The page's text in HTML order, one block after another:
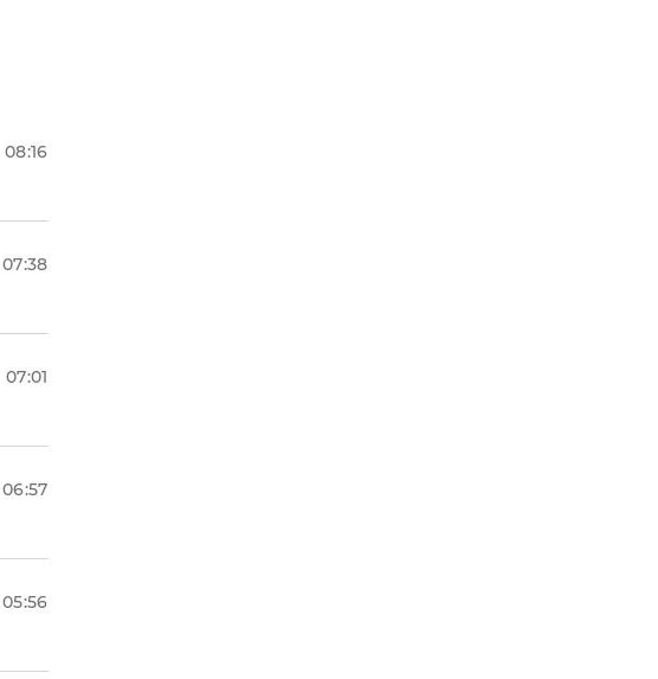
08:16
07:38
07:01
06:57
05:56